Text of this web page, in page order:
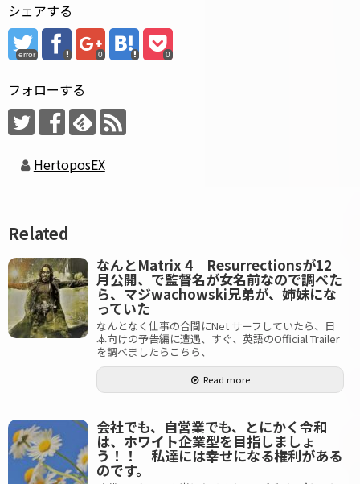
シェアする
error 0 0
フォローする
HertoposEX
Related
なんとMatrix 4 Resurrectionsが12
月公開、で監督名が女名前なので調べた
ら、マジwachowski兄弟が、姉妹にな
っていた
なんとなく仕事の合間にNet サーフしていたら、日
本向けの予告編に遭遇、すぐ、英語のOfficial Trailer
を調べましたらこちら、
Read more
会社でも、自営業でも、とにかく令和
は、ホワイト企業型を目指しましょ
う！！ 私達には幸せになる権利がある
のです。